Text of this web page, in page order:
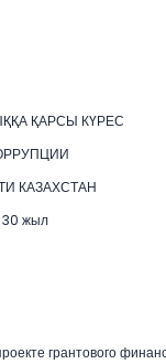
ҚАРСЫ КҮРЕС
КАЗАХСТАН
30 жыл
грантового